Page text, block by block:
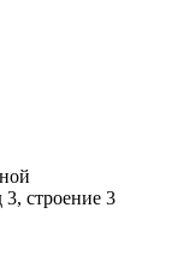
строение 3